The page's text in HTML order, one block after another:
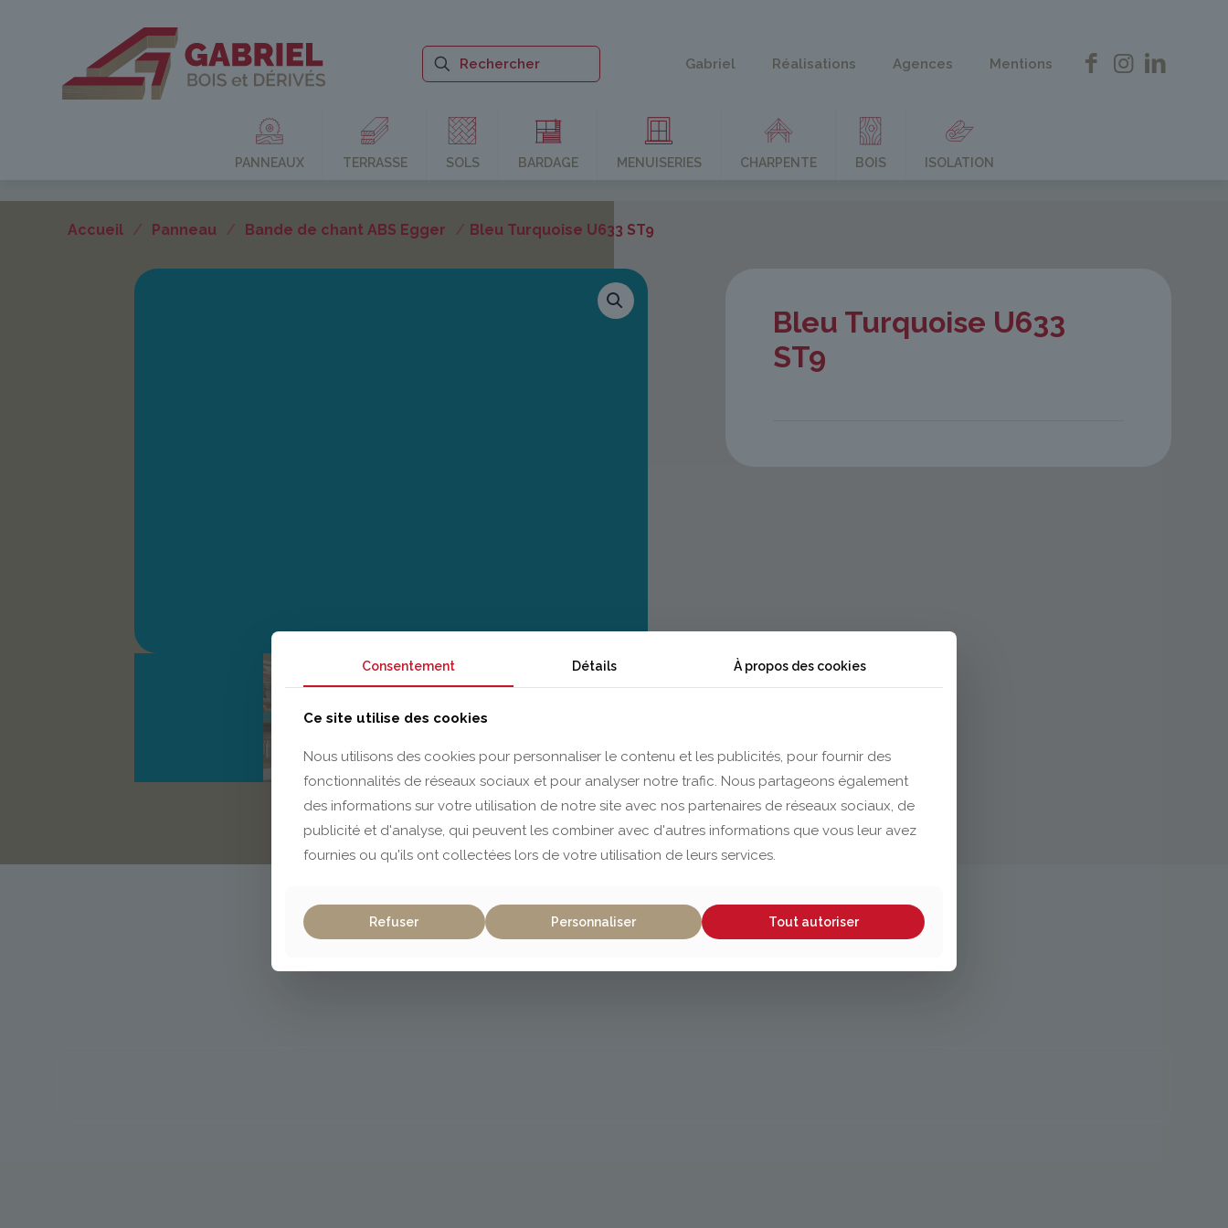
Gabriel Réalisations Agences Mentions
PANNEAUX TERRASSE SOLS BARDAGE MENUISERIES CHARPENTE BOIS ISOLATION
Accueil / Panneau / Bande de chant ABS Egger / Bleu Turquoise U633 ST9
Bleu Turquoise U633
ST9
Consentement Détails À propos des cookies
Ce site utilise des cookies
Nous utilisons des cookies pour personnaliser le contenu et les publicités, pour fournir des
fonctionnalités de réseaux sociaux et pour analyser notre trafic. Nous partageons également
des informations sur votre utilisation de notre site avec nos partenaires de réseaux sociaux, de
publicité et d'analyse, qui peuvent les combiner avec d'autres informations que vous leur avez
fournies ou qu'ils ont collectées lors de votre utilisation de leurs services.
Refuser Personnaliser Tout autoriser